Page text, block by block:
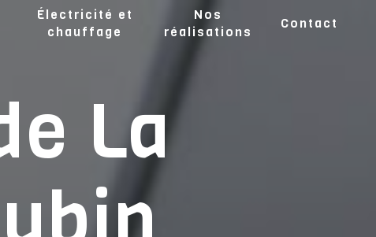
Électricité et
chauffage
Nos
réalisations
Contact
La